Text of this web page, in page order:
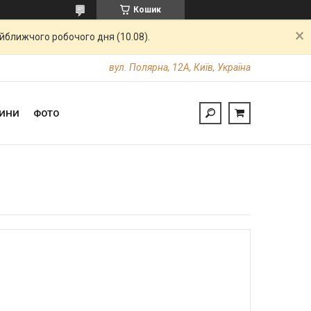
Кошик
робочого дня (10.08).
вул. Полярна, 12А, Київ, Україна
ФОТО